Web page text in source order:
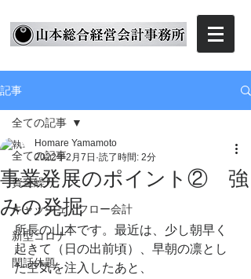
記事
全ての記事
資金繰り
キャッシュ・フロー会計
新型コロナ
閑話休題
全ての記事
事業発展のポイント② 強
みの発掘
Homare Yamamoto
2022年2月7日 読了時間: 2分
所長の山本です。最近は、少し朝早く
起きて（日の出前頃）、早朝の凛とし
た空気を注入したあと、